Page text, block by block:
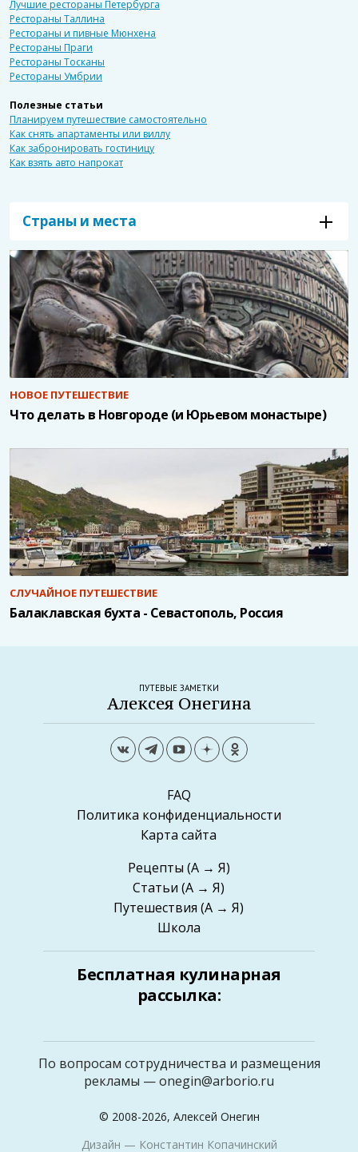
Лучшие рестораны Петербурга
Рестораны Таллина
Рестораны и пивные Мюнхена
Рестораны Праги
Рестораны Тосканы
Рестораны Умбрии
Полезные статьи
Планируем путешествие самостоятельно
Как снять апартаменты или виллу
Как забронировать гостиницу
Как взять авто напрокат
Страны и места
НОВОЕ ПУТЕШЕСТВИЕ
Что делать в Новгороде (и Юрьевом монастыре)
СЛУЧАЙНОЕ ПУТЕШЕСТВИЕ
Балаклавская бухта - Севастополь, Россия
ПУТЕВЫЕ ЗАМЕТКИ
Алексея Онегина
FAQ
Политика конфиденциальности
Карта сайта
Рецепты (А → Я)
Статьи (А → Я)
Путешествия (А → Я)
Школа
Бесплатная кулинарная
рассылка:
По вопросам сотрудничества и размещения
рекламы —onegin@arborio.ru
© 2008-2026, Алексей Онегин
Дизайн — Константин Копачинский